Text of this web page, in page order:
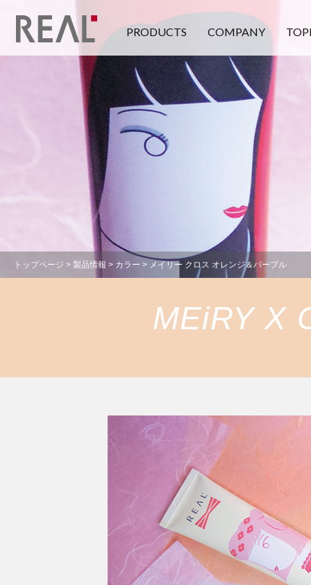
PRODUCTS COMPANY
トップページ > 製品情報 > カラー > メイリー クロス オレンジ＆パープル
MEiRY X